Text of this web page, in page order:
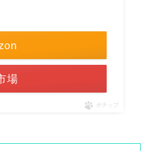
場
ポチップ